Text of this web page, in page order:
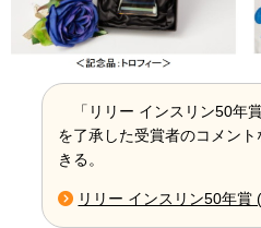
「リリー インスリン50年
を了承した受賞者のコメン
きる。
リリー インスリン50年賞